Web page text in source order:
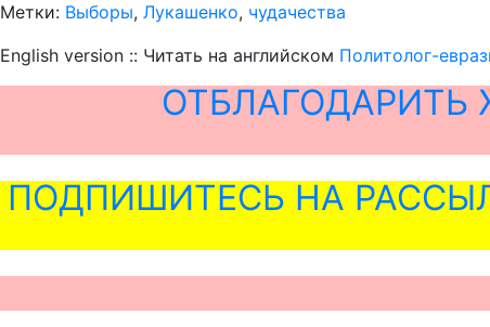
Метки: Выборы, Лукашенко, чудачества
English version :: Читать на английском Политолог-
ОТБЛАГОДАРИТЬ
ПОДПИШИТЕСЬ НА